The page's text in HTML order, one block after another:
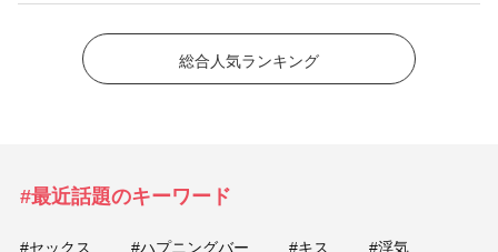
総合人気ランキング
#最近話題のキーワード
#セックス #ハプニングバー #キス #浮気